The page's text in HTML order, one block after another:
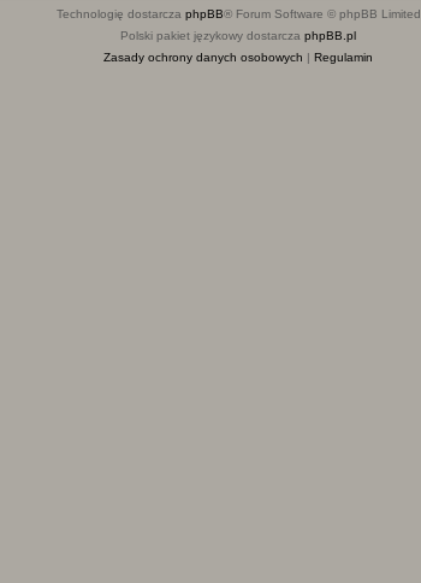
Technologię dostarcza phpBB® Forum Software © phpBB Limited
Polski pakiet językowy dostarcza phpBB.pl
Zasady ochrony danych osobowych | Regulamin